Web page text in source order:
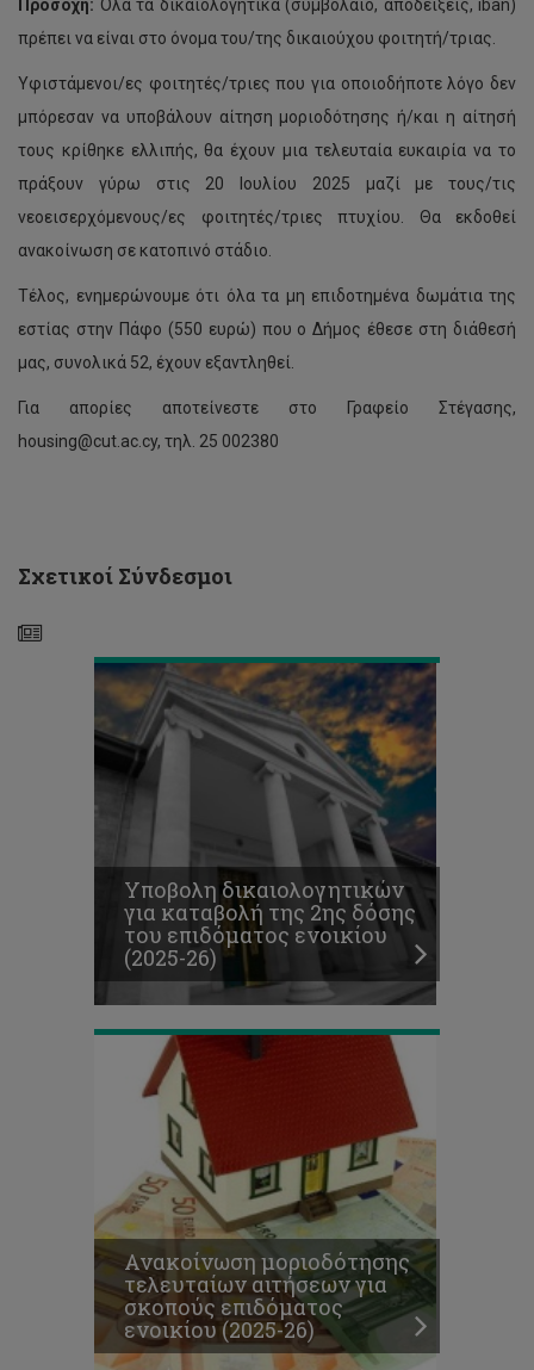
Προσοχή: Όλα τα δικαιολογητικά (συμβόλαιο, αποδείξεις, iban)
πρέπει να είναι στο όνομα του/της δικαιούχου φοιτητή/τριας.
Υφιστάμενοι/ες φοιτητές/τριες που για οποιοδήποτε λόγο δεν
μπόρεσαν να υποβάλουν αίτηση μοριοδότησης ή/και η αίτησή
τους κρίθηκε ελλιπής, θα έχουν μια τελευταία ευκαιρία να το
πράξουν γύρω στις 20 Ιουλίου 2025 μαζί με τους/τις
νεοεισερχόμενους/ες φοιτητές/τριες πτυχίου. Θα εκδοθεί
ανακοίνωση σε κατοπινό στάδιο.
Τέλος, ενημερώνουμε ότι όλα τα μη επιδοτημένα δωμάτια της
εστίας στην Πάφο (550 ευρώ) που ο Δήμος έθεσε στη διάθεσή
μας, συνολικά 52, έχουν εξαντληθεί.
Για απορίες αποτείνεστε στο Γραφείο Στέγασης,
housing@cut.ac.cy, τηλ. 25 002380
Σχετικοί Σύνδεσμοι
Υποβολη
για
καταβολή
της
ενοικίου
(2025-
Υποβολη δικαιολογητικών
για καταβολή της 2ης δόσης
του επιδόματος ενοικίου
(2025-26)
Ανακοίνωση
τελευταίων
αιτήσεων
για
σκοπούς
επιδόματος
ενοικίου
(2025-
26)
Ανακοίνωση μοριοδότησης
τελευταίων αιτήσεων για
σκοπούς επιδόματος
ενοικίου (2025-26)
Υποβολή
δικαιολογητικών
για
καταβολή
1ης
δόσης
επιδόματος
ενοικίου
2025-
26